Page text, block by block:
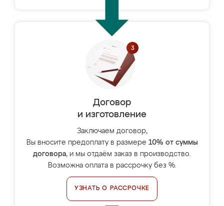
Договор
и изготовление
Заключаем договор,
Вы вносите предоплату в размере 10% от суммы
договора, и мы отдаём заказ в производство.
Возможна оплата в рассрочку без %.
УЗНАТЬ О РАССРОЧКЕ